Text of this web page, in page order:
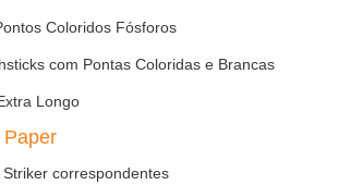
Coloridos Fósforos
com Pontas Coloridas e Brancas
Longo
Paper
correspondentes